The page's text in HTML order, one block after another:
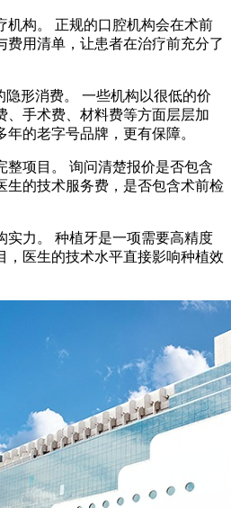
构。 正规的口腔机构会在术前
费用清单，让患者在治疗前充分了
形消费。 一些机构以很低的价
、手术费、材料费等方面层层加
的老字号品牌，更有保障。
项目。 询问清楚报价是否包含
生的技术服务费，是否包含术前检
力。 种植牙是一项需要高精度
，医生的技术水平直接影响种植效